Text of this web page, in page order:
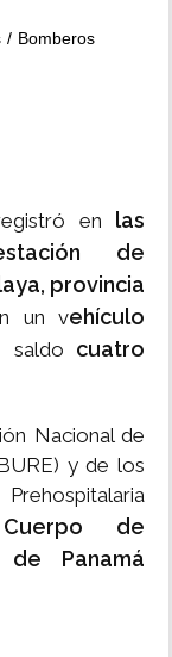
Bomberos
en las
de
provincia
un vehículo
saldo cuatro
Nacional de
y de los
de
Panamá